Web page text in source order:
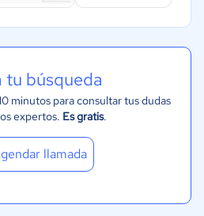
tu búsqueda
minutos para consultar tus dudas
expertos. Es gratis.
llamada